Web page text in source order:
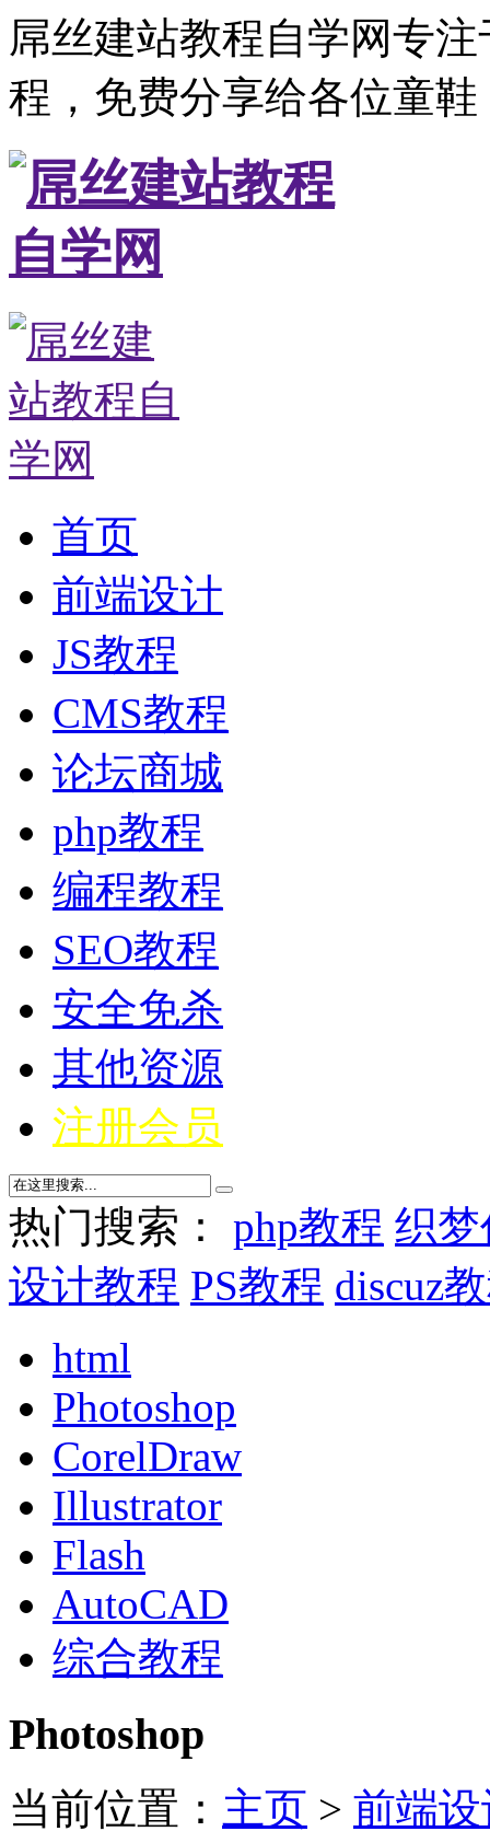
屌丝建站教程自学网专
程，免费分享给各位童
首页
前端设计
JS教程
CMS教程
论坛商城
php教程
编程教程
SEO教程
安全免杀
其他资源
注册会员
热门搜索： php教程 织
设计教程 PS教程 discuz
html
Photoshop
CorelDraw
Illustrator
Flash
AutoCAD
综合教程
Photoshop
当前位置： 主页 > 前端